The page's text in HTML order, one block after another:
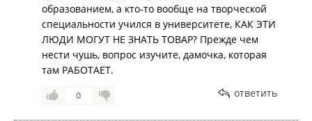
образованием, а кто-то вообще на творческой
специальности учился в университете, КАК ЭТИ
ЛЮДИ МОГУТ НЕ ЗНАТЬ ТОВАР? Прежде чем
нести чушь, вопрос изучите, дамочка, которая
там РАБОТАЕТ.
0 ответить